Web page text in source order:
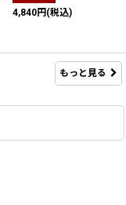
4,840円 (税込)
もっと見る